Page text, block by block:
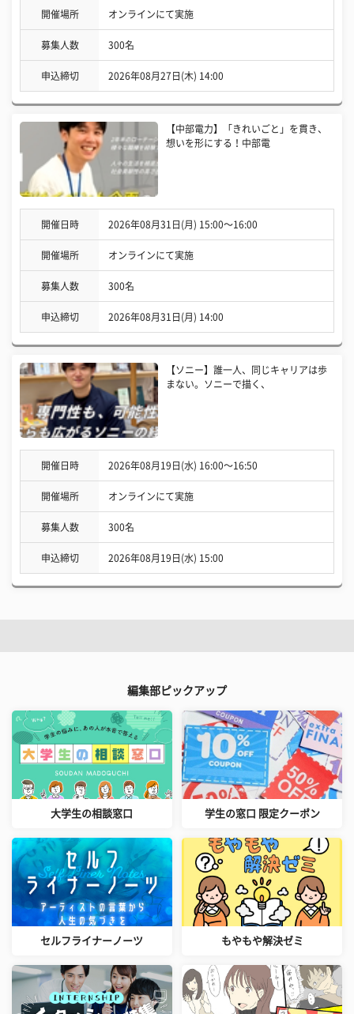
開催場所 オンラインにて実施
募集人数 300名
申込締切 2026年08月27日(木) 14:00
【中部電力】「きれいごと」を貫き、
想いを形にする！中部電
開催日時 2026年08月31日(月) 15:00〜16:00
開催場所 オンラインにて実施
募集人数 300名
申込締切 2026年08月31日(月) 14:00
【ソニー】誰一人、同じキャリアは歩
まない。ソニーで描く、
開催日時 2026年08月19日(水) 16:00〜16:50
開催場所 オンラインにて実施
募集人数 300名
申込締切 2026年08月19日(水) 15:00
編集部ピックアップ
大学生の相談窓口 学生の窓口 限定クーポン
セルフライナーノーツ もやもや解決ゼミ